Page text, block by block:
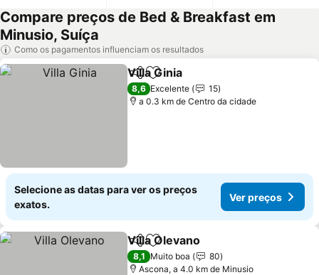
Compare preços de Bed & Breakfast em
Minusio, Suíça
Como os pagamentos influenciam os resultados
PartilharAdicionar aos favoritos
Villa Ginia
8,6 Excelente
15
a 0.3 km de Centro da cidade
Selecione as datas para ver os preços
exatos.
Ver preços
PartilharAdicionar aos favoritos
Villa Olevano
8,1 Muito boa
80
Ascona, a 4.0 km de Minusio